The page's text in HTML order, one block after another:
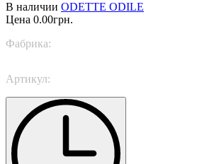
В наличии ODETTE ODILE
Цена 0.00грн.
Фабрика:
Артикул: